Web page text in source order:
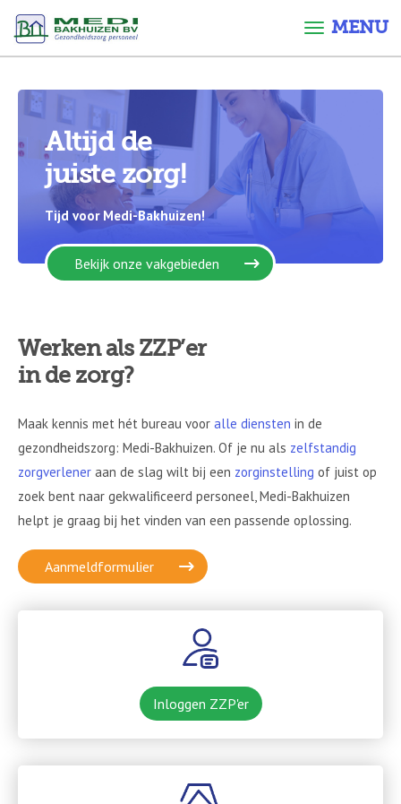
MENU
Altijd de
juiste zorg!
Tijd voor Medi-Bakhuizen!
Bekijk onze vakgebieden
Werken als ZZP’er
in de zorg?
Maak kennis met hét bureau voor alle diensten in de
gezondheidszorg: Medi-Bakhuizen. Of je nu als zelfstandig
zorgverlener aan de slag wilt bij een zorginstelling of juist op
zoek bent naar gekwalificeerd personeel, Medi-Bakhuizen
helpt je graag bij het vinden van een passende oplossing.
Aanmeldformulier
Inloggen ZZP'er